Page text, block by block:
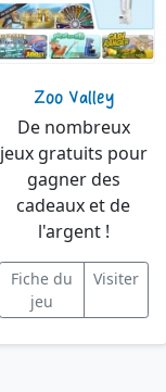
Zoo Valley
De nombreux
jeux gratuits pour
gagner des
cadeaux et de
l'argent !
Fiche du
jeu
Visiter